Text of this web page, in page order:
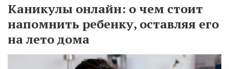
Каникулы онлайн: о чем стоит
напомнить ребенку, оставляя его
на лето дома